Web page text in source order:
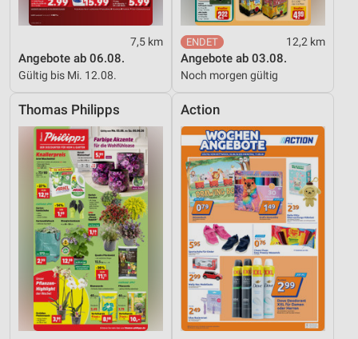
7,5 km
Angebote ab 06.08.
Gültig bis Mi. 12.08.
12,2 km
Angebote ab 03.08.
Noch morgen gültig
Thomas Philipps Action